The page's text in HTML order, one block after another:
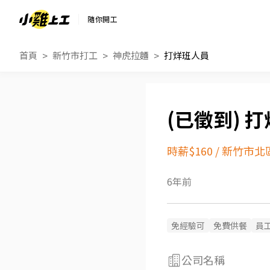
隨你開工
首頁 新竹市打工 神虎拉麵 打烊班人員
打
時薪$160 /新竹市北
6年前
免經驗可 免費供餐 員
公司名稱